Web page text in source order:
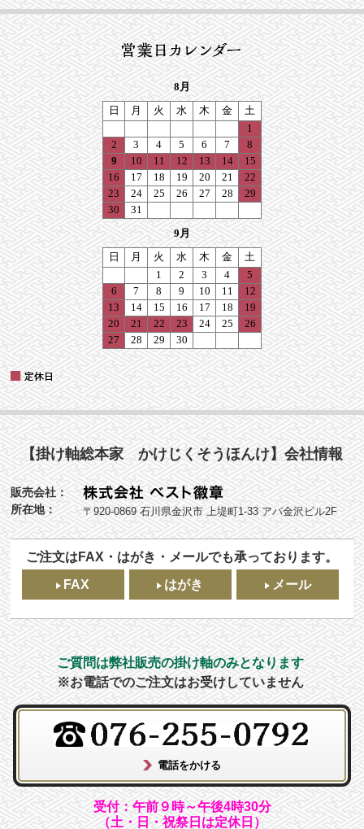
【掛け軸総本家 かけじくそうほんけ】会社情報
販売会社：
所在地：
〒920-0869 石川県金沢市 上堤町1-33 アパ金沢ビル2F
ご注文はFAX・はがき・メールでも承っております。
FAX
はがき メール
ご質問は弊社販売の掛け軸のみとなります
※お電話でのご注文はお受けしていません
受付：午前９時～午後4時30分
（土・日・祝祭日は定休日）